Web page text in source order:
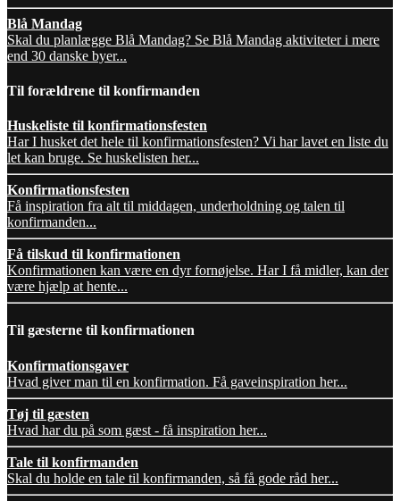
Blå Mandag
Skal du planlægge Blå Mandag? Se Blå Mandag aktiviteter i mere
end 30 danske byer...
Til forældrene til konfirmanden
Huskeliste til konfirmationsfesten
Har I husket det hele til konfirmationsfesten? Vi har lavet en liste du
let kan bruge. Se huskelisten her...
Konfirmationsfesten
Få inspiration fra alt til middagen, underholdning og talen til
konfirmanden...
Få tilskud til konfirmationen
Konfirmationen kan være en dyr fornøjelse. Har I få midler, kan der
være hjælp at hente...
Til gæsterne til konfirmationen
Konfirmationsgaver
Hvad giver man til en konfirmation. Få gaveinspiration her...
Tøj til gæsten
Hvad har du på som gæst - få inspiration her...
Tale til konfirmanden
Skal du holde en tale til konfirmanden, så få gode råd her...